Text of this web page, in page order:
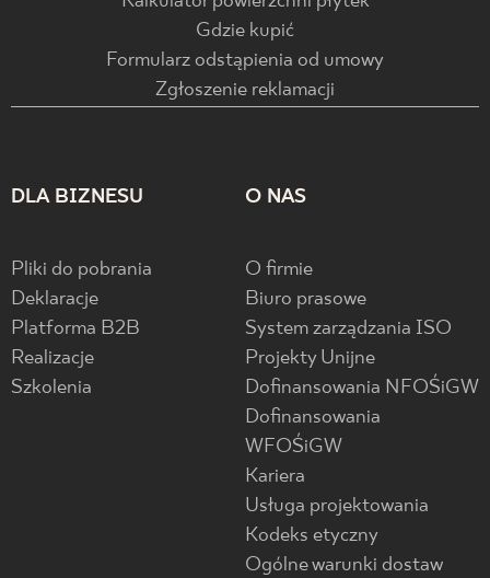
Gdzie kupić
Formularz odstąpienia od umowy
Zgłoszenie reklamacji
DLA BIZNESU
Pliki do pobrania
Deklaracje
Platforma B2B
Realizacje
Szkolenia
O NAS
O firmie
Biuro prasowe
System zarządzania ISO
Projekty Unijne
Dofinansowania NFOŚiGW
Dofinansowania
WFOŚiGW
Kariera
Usługa projektowania
Kodeks etyczny
Ogólne warunki dostaw